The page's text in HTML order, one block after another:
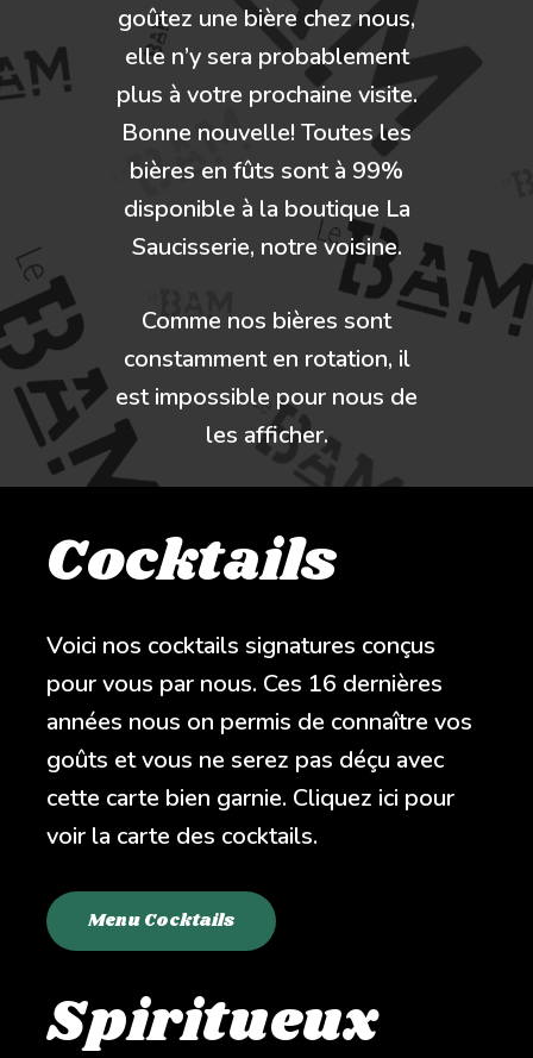
goûtez une bière chez nous,
elle n’y sera probablement
plus à votre prochaine visite.
Bonne nouvelle! Toutes les
bières en fûts sont à 99%
disponible à la boutique La
Saucisserie, notre voisine.
Comme nos bières sont
constamment en rotation, il
est impossible pour nous de
les afficher.
Cocktails
Voici nos cocktails signatures conçus
pour vous par nous. Ces 16 dernières
années nous on permis de connaître vos
goûts et vous ne serez pas déçu avec
cette carte bien garnie. Cliquez ici pour
voir la carte des cocktails.
Menu Cocktails
Spiritueux